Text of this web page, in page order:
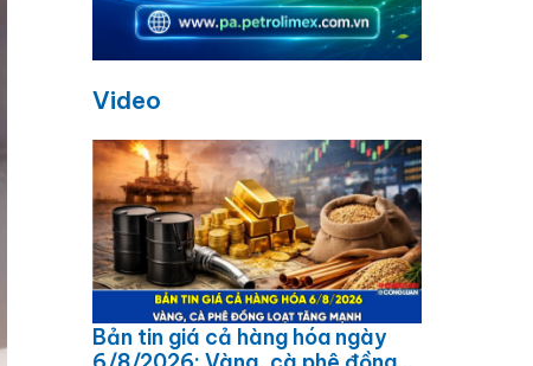
Video
Bản tin giá cả hàng hóa ngày